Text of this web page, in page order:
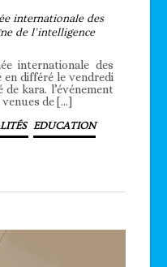
internationale des
de l’intelligence
internationale des
en différé le vendredi
de kara. l’événement
de […]
EDUCATION